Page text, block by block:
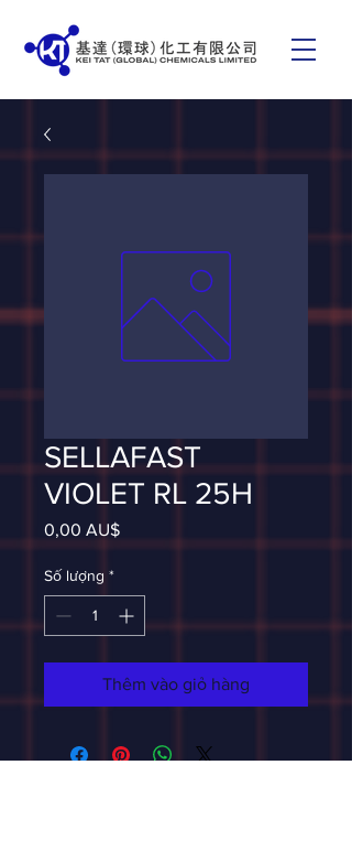
SELLAFAST
VIOLET RL 25H
0,00 AU$Giá
Số lượng *
Thêm vào giỏ hàng